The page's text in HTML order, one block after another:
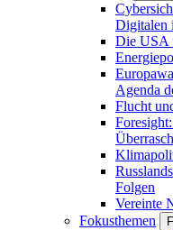
Digitalen
Die USA
Agenda
Flucht
Folgen
Vereinte
Fokusthemen